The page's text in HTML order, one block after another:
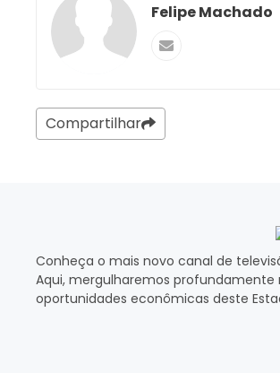
Felipe Machado
Compartilhar
Conheça o mais novo canal de
Aqui, mergulharemos profundamente
oportunidades econômicas deste